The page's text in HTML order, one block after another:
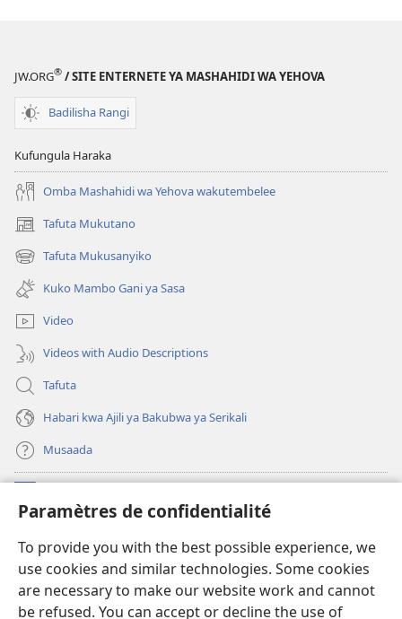
Paramètres de confidentialité
To provide you with the best possible experience, we
use cookies and similar technologies. Some cookies
are necessary to make our website work and cannot
be refused. You can accept or decline the use of
JW.ORG® / SITE ENTERNETE YA MASHAHIDI WA YEHOVA
Badilisha Rangi
Kufungula Haraka
Omba Mashahidi wa Yehova wakutembelee
Tafuta Mukutano
(opens
new
window)
Tafuta Mukusanyiko
(opens
new
window)
Kuko Mambo Gani ya Sasa
Video
Videos with Audio Descriptions
Tafuta
Habari kwa Ajili ya Bakubwa ya Serikali
Musaada
(opens
new
Maktaba ku Enternete
(opens
new
window)JW Hub
(opens
new